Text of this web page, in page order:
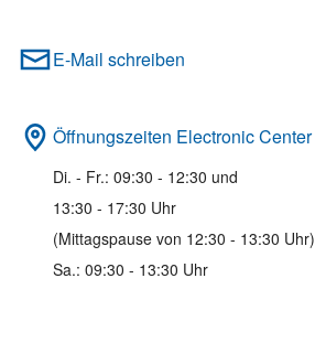
E-Mail schreiben
Öffnungszeiten Electronic Center
Di. - Fr.: 09:30 - 12:30 und
13:30 - 17:30 Uhr
(Mittagspause von 12:30 - 13:30 Uhr)
Sa.: 09:30 - 13:30 Uhr